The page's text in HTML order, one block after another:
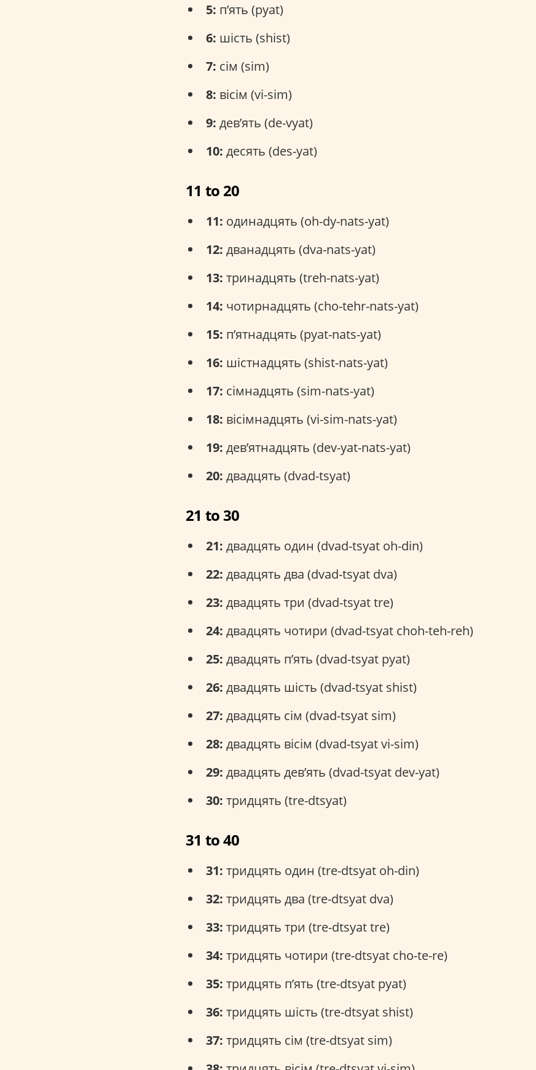
5: п’ять (pyat)
6: шість (shist)
7: сім (sim)
8: вісім (vi-sim)
9: дев’ять (de-vyat)
10: десять (des-yat)
11 to 20
11: одинадцять (oh-dy-nats-yat)
12: дванадцять (dva-nats-yat)
13: тринадцять (treh-nats-yat)
14: чотирнадцять (cho-tehr-nats-yat)
15: п’ятнадцять (pyat-nats-yat)
16: шістнадцять (shist-nats-yat)
17: сімнадцять (sim-nats-yat)
18: вісімнадцять (vi-sim-nats-yat)
19: дев’ятнадцять (dev-yat-nats-yat)
20: двадцять (dvad-tsyat)
21 to 30
21: двадцять один (dvad-tsyat oh-din)
22: двадцять два (dvad-tsyat dva)
23: двадцять три (dvad-tsyat tre)
24: двадцять чотири (dvad-tsyat choh-teh-reh)
25: двадцять п’ять (dvad-tsyat pyat)
26: двадцять шість (dvad-tsyat shist)
27: двадцять сім (dvad-tsyat sim)
28: двадцять вісім (dvad-tsyat vi-sim)
29: двадцять дев’ять (dvad-tsyat dev-yat)
30: тридцять (tre-dtsyat)
31 to 40
31: тридцять один (tre-dtsyat oh-din)
32: тридцять два (tre-dtsyat dva)
33: тридцять три (tre-dtsyat tre)
34: тридцять чотири (tre-dtsyat cho-te-re)
35: тридцять п’ять (tre-dtsyat pyat)
36: тридцять шість (tre-dtsyat shist)
37: тридцять сім (tre-dtsyat sim)